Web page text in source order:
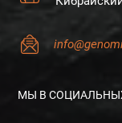
МЫ В